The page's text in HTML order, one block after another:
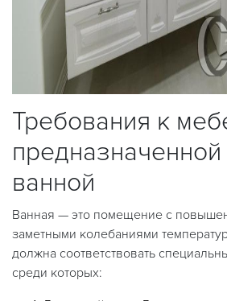
Требования к
предназначенной
ванной
Ванная — это помещение с
заметными колебаниями
должна соответствовать
среди которых: